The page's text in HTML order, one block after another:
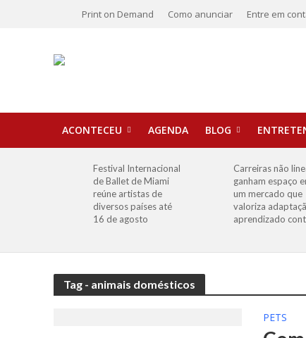
Print on Demand Como anunciar Entre em
ACONTECEU AGENDA BLOG
Festival Internacional
de Ballet de Miami
reúne artistas de
diversos países até
16 de agosto
Carreiras não
ganham espaço
um mercado que
valoriza
aprendizado
Tag - animais domésticos
PETS